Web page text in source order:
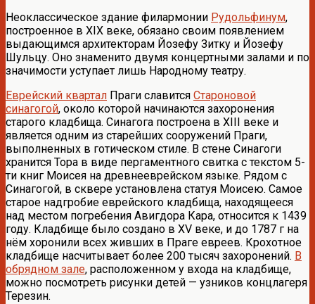
Неоклассическое здание филармонии Рудольфинум,
построенное в XIX веке, обязано своим появлением
выдающимся архитекторам Йозефу Зитку и Йозефу
Шульцу. Оно знаменито двумя концертными залами и по
значимости уступает лишь Народному театру.
Еврейский квартал Праги славится Староновой
синагогой, около которой начинаются захоронения
старого кладбища. Синагога построена в XIII веке и
является одним из старейших сооружений Праги,
выполненных в готическом стиле. В стене Синагоги
хранится Тора в виде пергаментного свитка с текстом 5-
ти книг Моисея на древнееврейском языке. Рядом с
Синагогой, в сквере установлена статуя Моисею. Самое
старое надгробие еврейского кладбища, находящееся
над местом погребения Авигдора Кара, относится к 1439
году. Кладбище было создано в XV веке, и до 1787 г на
нём хоронили всех живших в Праге евреев. Крохотное
кладбище насчитывает более 200 тысяч захоронений. В
обрядном зале, расположенном у входа на кладбище,
можно посмотреть рисунки детей — узников концлагеря
Терезин.